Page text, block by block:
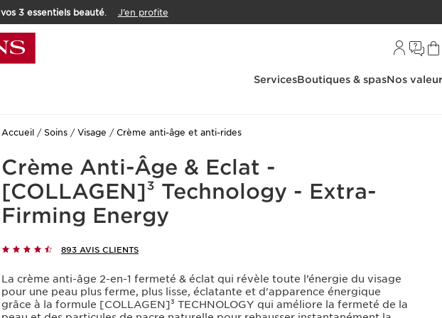
vos 3 essentiels beauté. J’en profite
ServicesBoutiques & spasNos
Accueil Soins Visage Crème anti-âge et anti-rides
Crème Anti-Âge & Eclat -
[COLLAGEN]³ Technology - Extra-
Firming Energy
893 AVIS CLIENTS
La crème anti-âge 2-en-1 fermeté & éclat qui révèle toute l’énergie du visage
pour une peau plus ferme, plus lisse, éclatante et d'apparence énergique
grâce à la formule [COLLAGEN]³ TECHNOLOGY qui améliore la fermeté de la